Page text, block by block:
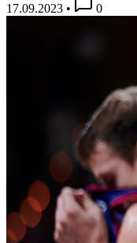
17.09.2023 • 0